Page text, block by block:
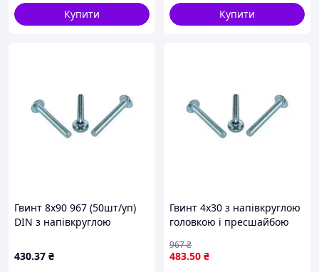
Купити
Купити
Гвинт 8х90 967 (50шт/уп)
DIN з напівкруглою
5028090-2 ТМ КРЕПТЕХ
430.37 ₴
Гвинт 4х30 з напівкруглою
головкою і пресшайбою
будівництві 500 шт.
упаковка
483.50 ₴
967₴